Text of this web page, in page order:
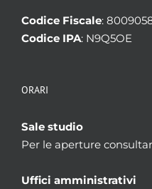
Codice Fiscale:
Codice IPA: N9Q5OE
ORARI
Sale studio
Per le aperture
Uffici amministrativi